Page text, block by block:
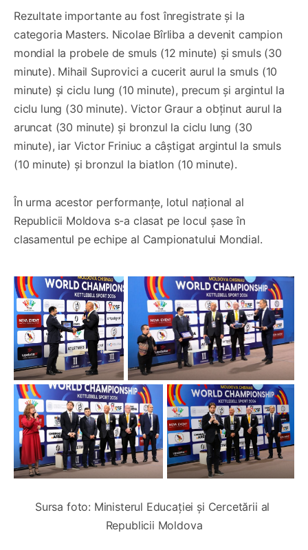
Rezultate importante au fost înregistrate și la
categoria Masters. Nicolae Bîrliba a devenit campion
mondial la probele de smuls (12 minute) și smuls (30
minute). Mihail Suprovici a cucerit aurul la smuls (10
minute) și ciclu lung (10 minute), precum și argintul la
ciclu lung (30 minute). Victor Graur a obținut aurul la
aruncat (30 minute) și bronzul la ciclu lung (30
minute), iar Victor Friniuc a câștigat argintul la smuls
(10 minute) și bronzul la biatlon (10 minute).
În urma acestor performanțe, lotul național al
Republicii Moldova s-a clasat pe locul șase în
clasamentul pe echipe al Campionatului Mondial.
Sursa foto: Ministerul Educației și Cercetării al
Republicii Moldova